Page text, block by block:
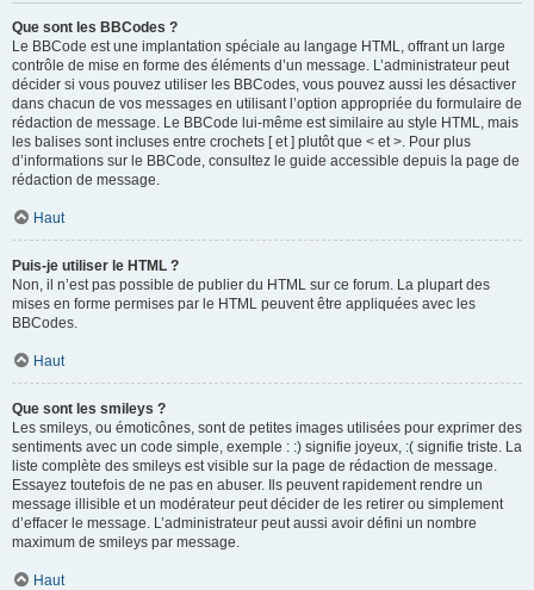
Que sont les BBCodes ?
Le BBCode est une implantation spéciale au langage HTML, offrant un large
contrôle de mise en forme des éléments d’un message. L’administrateur peut
décider si vous pouvez utiliser les BBCodes, vous pouvez aussi les désactiver
dans chacun de vos messages en utilisant l’option appropriée du formulaire de
rédaction de message. Le BBCode lui-même est similaire au style HTML, mais
les balises sont incluses entre crochets [ et ] plutôt que < et >. Pour plus
d’informations sur le BBCode, consultez le guide accessible depuis la page de
rédaction de message.
Haut
Puis-je utiliser le HTML ?
Non, il n’est pas possible de publier du HTML sur ce forum. La plupart des
mises en forme permises par le HTML peuvent être appliquées avec les
BBCodes.
Haut
Que sont les smileys ?
Les smileys, ou émoticônes, sont de petites images utilisées pour exprimer des
sentiments avec un code simple, exemple : :) signifie joyeux, :( signifie triste. La
liste complète des smileys est visible sur la page de rédaction de message.
Essayez toutefois de ne pas en abuser. Ils peuvent rapidement rendre un
message illisible et un modérateur peut décider de les retirer ou simplement
d’effacer le message. L’administrateur peut aussi avoir défini un nombre
maximum de smileys par message.
Haut